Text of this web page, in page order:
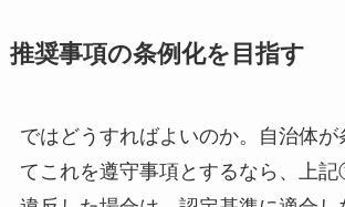
推奨事項の条例化を目指す
ではどうすればよいのか。自治体が
てこれを遵守事項とするなら、上